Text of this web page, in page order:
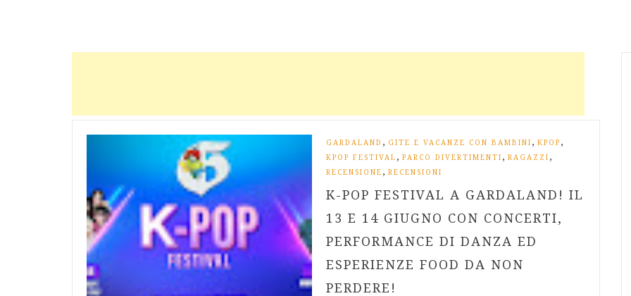
GARDALAND , GITE E VACANZE CON BAMBINI , KPOP ,
KPOP FESTIVAL , PARCO DIVERTIMENTI , RAGAZZI ,
RECENSIONE , RECENSIONI
K-POP FESTIVAL A GARDALAND! IL
13 E 14 GIUGNO CON CONCERTI,
PERFORMANCE DI DANZA ED
ESPERIENZE FOOD DA NON
PERDERE!